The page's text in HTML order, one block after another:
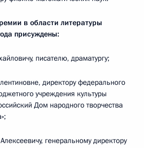
в области литературы
присуждены:
писателю, драматургу;
директору федерального
учреждения культуры
Дом народного творчества
генеральному директору